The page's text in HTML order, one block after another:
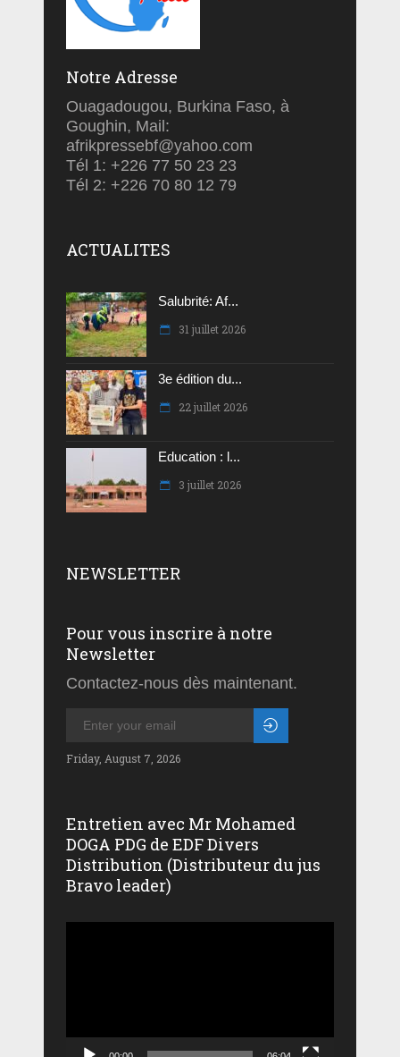
Notre Adresse
Ouagadougou, Burkina Faso, à
Goughin, Mail:
afrikpressebf@yahoo.com
Tél 1: +226 77 50 23 23
Tél 2: +226 70 80 12 79
ACTUALITES
Salubrité: Af...
31 juillet 2026
3e édition du...
22 juillet 2026
Education : l...
3 juillet 2026
NEWSLETTER
Pour vous inscrire à notre
Newsletter
Contactez-nous dès maintenant.
Friday, August 7, 2026
Entretien avec Mr Mohamed
DOGA PDG de EDF Divers
Distribution (Distributeur du jus
Bravo leader)